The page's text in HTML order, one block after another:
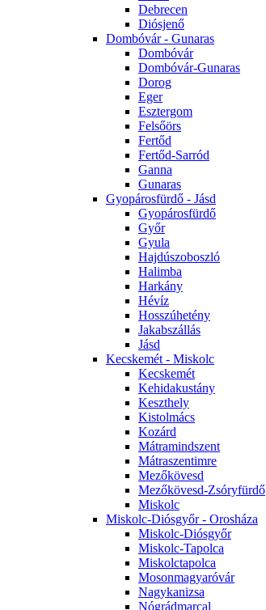
Debrecen
Diósjenő
Dombóvár - Gunaras
Dombóvár
Dombóvár-Gunaras
Dorog
Eger
Esztergom
Felsőörs
Fertőd
Fertőd-Sarród
Ganna
Gunaras
Gyopárosfürdő - Jásd
Gyopárosfürdő
Győr
Gyula
Hajdúszoboszló
Halimba
Harkány
Hévíz
Hosszúhetény
Jakabszállás
Jásd
Kecskemét - Miskolc
Kecskemét
Kehidakustány
Keszthely
Kistolmács
Kozárd
Mátramindszent
Mátraszentimre
Mezőkövesd
Mezőkövesd-Zsóryfürdő
Miskolc
Miskolc-Diósgyőr - Orosháza
Miskolc-Diósgyőr
Miskolc-Tapolca
Miskolctapolca
Mosonmagyaróvár
Nagykanizsa
Nógrádmarcal